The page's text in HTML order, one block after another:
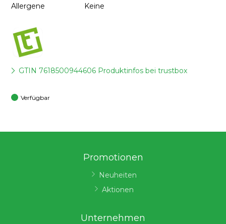
Allergene
Keine
GTIN 7618500944606 Produktinfos bei trustbox
Verfügbar
Promotionen
Neuheiten
Aktionen
Unternehmen